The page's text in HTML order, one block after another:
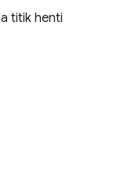
titik henti